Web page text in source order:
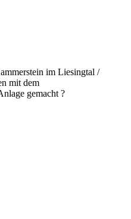
im Liesingtal /
mit dem
gemacht ?